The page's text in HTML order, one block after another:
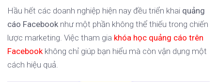
Hầu hết các doanh nghiệp hiện nay đều triển khai quảng
cáo Facebook như một phần không thể thiếu trong chiến
lược marketing. Việc tham gia khóa học quảng cáo trên
Facebookkhông chỉ giúp bạn hiểu mà còn vận dụng một
cách hiệu quả.